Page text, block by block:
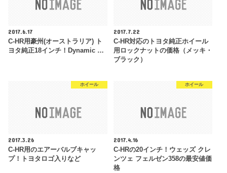
2017.6.17
C-HR用豪州(オーストラリア) ト
ヨタ純正18インチ！Dynamic …
2017.7.22
C-HR対応のトヨタ純正ホイール
用ロックナットの価格（メッキ・
ブラック）
ホイール
2017.3.26
C-HR用のエアーバルブキャッ
プ！トヨタロゴ入りなど
ホイール
2017.4.16
C-HRの20インチ！ウェッズ クレ
ンツェ フェルゼン358の最安値価
格